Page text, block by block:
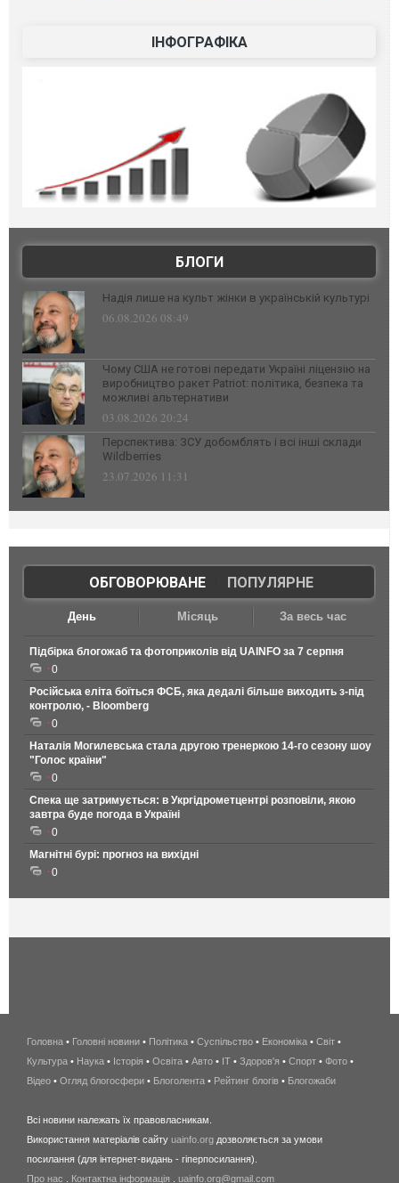
ІНФОГРАФІКА
БЛОГИ
Надія лише на культ жінки в українській культурі
06.08.2026 08:49
Чому США не готові передати Україні ліцензію на
виробництво ракет Patriot: політика, безпека та
можливі альтернативи
03.08.2026 20:24
Перспектива: ЗСУ добомблять і всі інші склади
Wildberries
23.07.2026 11:31
ОБГОВОРЮВАНЕ| ПОПУЛЯРНЕ
День Місяць За весь час
Підбірка блогожаб та фотоприколів від UAINFO за 7 серпня
0
Російська еліта боїться ФСБ, яка дедалі більше виходить з-під
контролю, - Bloomberg
0
Наталія Могилевська стала другою тренеркою 14-го сезону шоу
"Голос країни"
0
Спека ще затримується: в Укргідрометцентрі розповіли, якою
завтра буде погода в Україні
0
Магнітні бурі: прогноз на вихідні
0
беспроводной
интернет
киев
wimax
в
Головна • Головні новини • Політика • Суспільство • Економіка • Світ •
Культура • Наука • Історія • Освіта • Авто • IT • Здоров'я • Спорт • Фото •
Відео • Огляд блогосфери • Блоголента • Рейтинг блогів • Блогожаби
Всі новини належать їх правовласникам.
Використання матеріалів сайту uainfo.org дозволяється за умови
посилання (для інтернет-видань - гіперпосилання).
Про нас
Контактна інформація uainfo.org@gmail.com